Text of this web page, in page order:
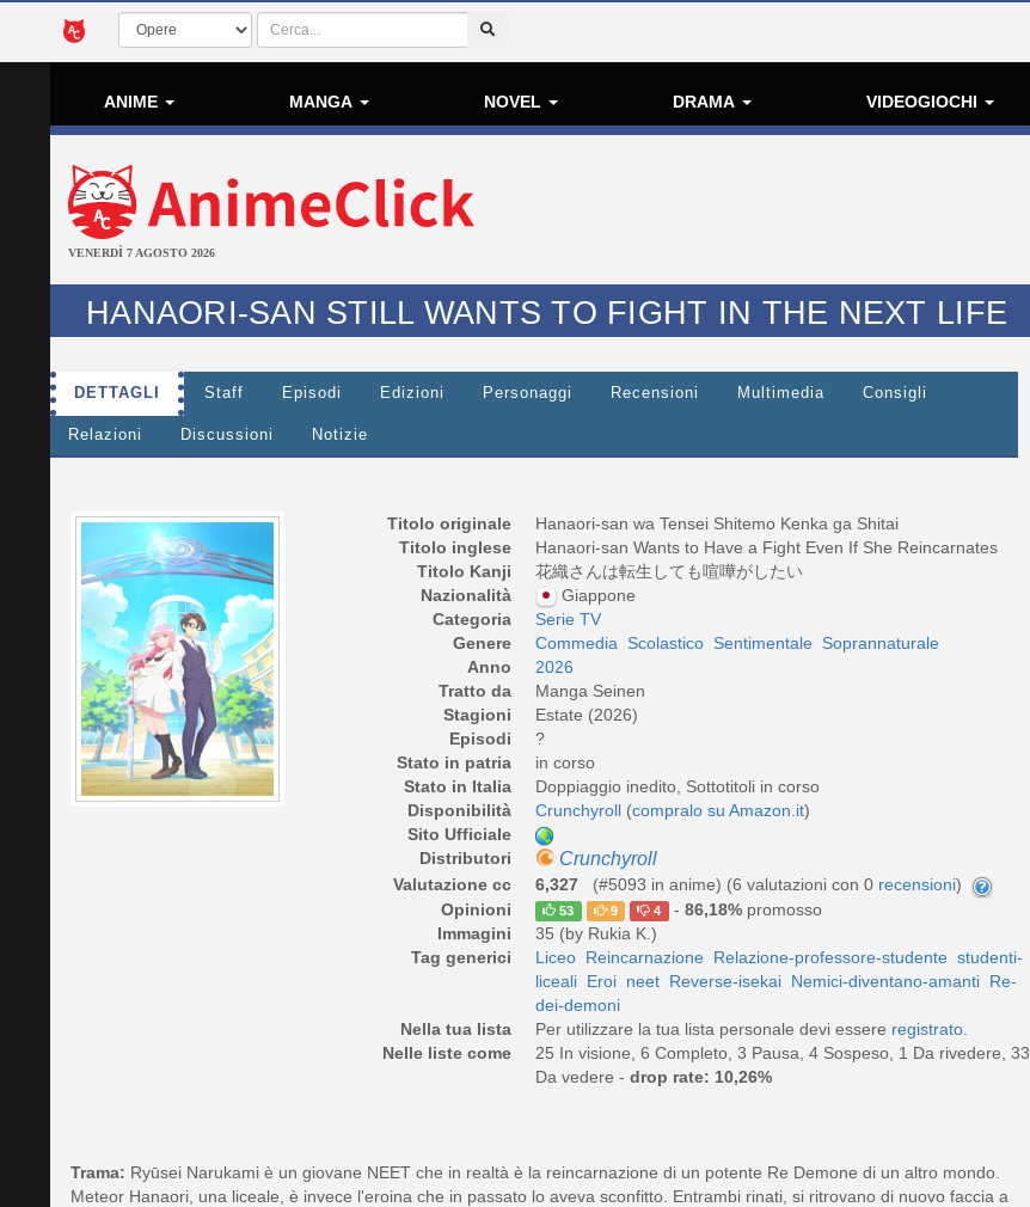
ANIME MANGA NOVEL DRAMA VIDEOGIOCHI
VENERDÌ 7 AGOSTO 2026
HANAORI-SAN STILL WANTS TO FIGHT IN THE NEXT LIFE
DETTAGLI Staff Episodi Edizioni Personaggi Recensioni Multimedia Consigli
Relazioni Discussioni Notizie
Titolo originale
Hanaori-san wa Tensei Shitemo Kenka ga Shitai
Titolo inglese
Hanaori-san Wants to Have a Fight Even If She Reincarnates
Titolo Kanji
花織さんは転生しても喧嘩がしたい
Nazionalità
Giappone
Categoria
Serie TV
Genere
Commedia Scolastico Sentimentale Soprannaturale
Anno
2026
Tratto da
Manga Seinen
Stagioni
Estate (2026)
Episodi
?
Stato in patria
in corso
Stato in Italia
Doppiaggio inedito, Sottotitoli in corso
Disponibilità
Crunchyroll (compralo su Amazon.it)
Sito Ufficiale
Distributori
Crunchyroll
Valutazione cc 6,327 (#5093 in anime) (6 valutazioni con 0 recensioni)
Opinioni
53 9 4 - 86,18%promosso
Immagini
35 (by Rukia K.)
Tag generici
Liceo Reincarnazione Relazione-professore-studente studenti-
liceali Eroi neet Reverse-isekai Nemici-diventano-amanti Re-
dei-demoni
Nella tua lista
Per utilizzare la tua lista personale devi essere registrato
Nelle liste come
25 In visione, 6 Completo, 3 Pausa, 4 Sospeso, 1 Da rivedere, 33
Da vedere - drop rate: 10,26%
Trama: Ryūsei Narukami è un giovane NEET che in realtà è la reincarnazione di un potente Re Demone di un altro mondo.
Meteor Hanaori, una liceale, è invece l'eroina che in passato lo aveva sconfitto. Entrambi rinati, si ritrovano di nuovo faccia a